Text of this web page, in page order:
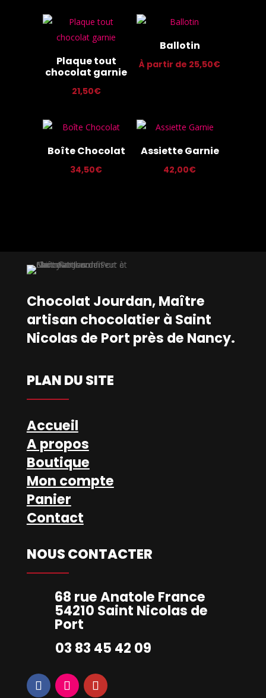
Plaque tout
chocolat garnie
21,50€
Ballotin
À partir de 25,50€
Boîte Chocolat
34,50€
Assiette Garnie
42,00€
Chocolat Jourdan, Maître
artisan chocolatier à Saint
Nicolas de Port près de Nancy.
PLAN DU SITE
Accueil
A propos
Boutique
Mon compte
Panier
Contact
NOUS CONTACTER
68 rue Anatole France
54210 Saint Nicolas de
Port
03 83 45 42 09